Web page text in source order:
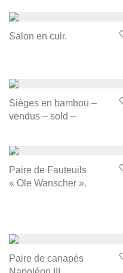
Salon en cuir.
Sièges en bambou –
vendus – sold –
Paire de Fauteuils
« Ole Wanscher ».
Paire de canapés